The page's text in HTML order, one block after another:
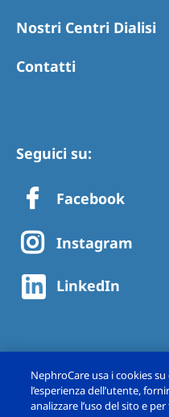
Nostri Centri Dialisi
Contatti
Seguici su:
Facebook
Instagram
LinkedIn
NephroCare usa i cookies
l’esperienza dell’utente,
analizzare l’uso del sito e